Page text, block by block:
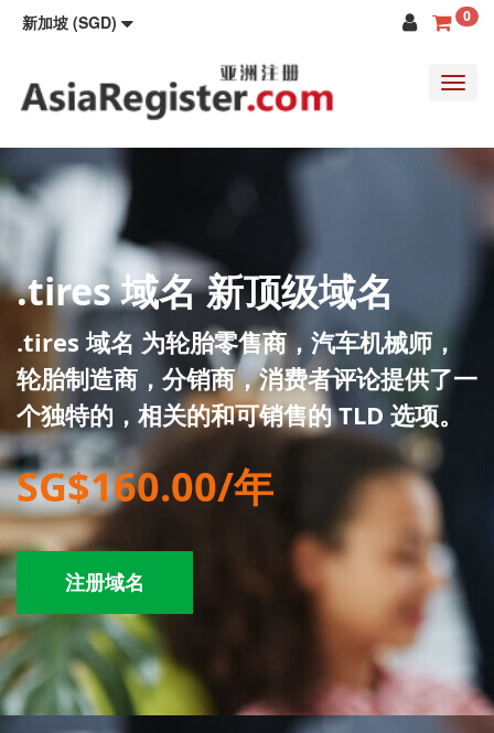
新加坡 (SGD) 0
.tires 域名 新顶级域名
.tires 域名 为轮胎零售商，汽车机械师，
轮胎制造商，分销商，消费者评论提供了一
个独特的，相关的和可销售的 TLD 选项。
SG$160.00/年
注册域名